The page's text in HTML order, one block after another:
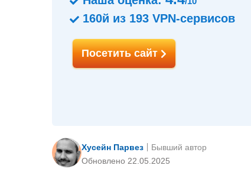
160й из 193 VPN-сервисов
Посетить сайт
Хусейн Парвез
Обновлено 22.05.2025
Бывший автор